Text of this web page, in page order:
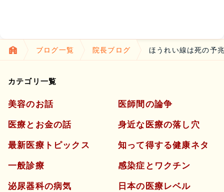
ブログ一覧 院長ブログ ほうれい線は死の予
カテゴリ一覧
美容のお話
医療とお金の話
最新医療トピックス
一般診療
泌尿器科の病気
医師間の論争
身近な医療の落し穴
知って得する健康ネタ
感染症とワクチン
日本の医療レベル